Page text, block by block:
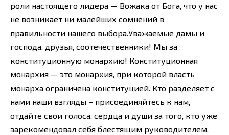
роли настоящего лидера — Вожака от Бога, что у нас
не возникает ни малейших сомнений в
правильности нашего выбора.Уважаемые дамы и
господа, друзья, соотечественники! Мы за
конституционную монархию! Конституционная
монархия — это монархия, при которой власть
монарха ограничена конституцией. Кто разделяет с
нами наши взгляды – присоединяйтесь к нам,
отдайте свои голоса, сердца и души за того, кто уже
зарекомендовал себя блестящим руководителем,